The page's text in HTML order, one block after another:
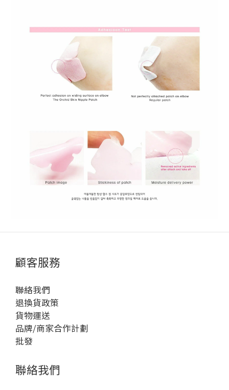
顧客服務
聯絡我們
退換貨政策
貨物運送
品牌/商家合作計劃
批發
聯絡我們